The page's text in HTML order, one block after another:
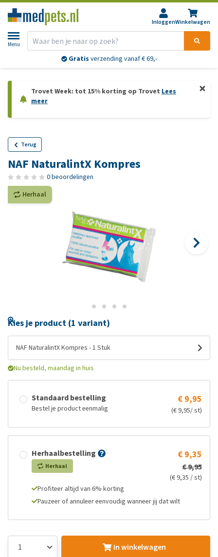
InloggenWinkelwagen
Menu
Gratis verzending vanaf € 69,-
Trovet Week: tot 15% korting op Trovet Lees
meer
Terug
NAF NaturalintX Kompres
0 beoordelingen
Herhaal
Kies je product (1 variant)
NAF NaturalintX Kompres - 1 Stuk
Nu besteld, maandag in huis
Standaard bestelling
Bestel je product eenmalig
€ 9,95
(€ 9,95/ st)
Herhaalbestelling
Herhaal
€ 9,35
€ 9,95
(€ 9,35 / st)
Profiteer altijd van 6% korting
Pauzeer of annuleer eenvoudig wanneer jij dat wilt
In winkelwagen